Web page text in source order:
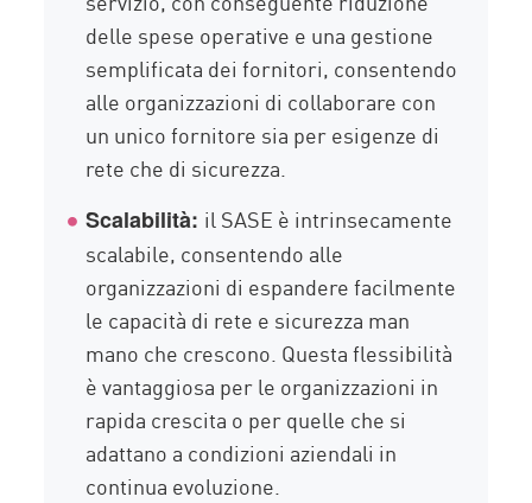
delle spese operative e una gestione
semplificata dei fornitori, consentendo
alle organizzazioni di collaborare con
un unico fornitore sia per esigenze di
rete che di sicurezza.
Scalabilità: il SASE è intrinsecamente
scalabile, consentendo alle
organizzazioni di espandere facilmente
le capacità di rete e sicurezza man
mano che crescono. Questa flessibilità
è vantaggiosa per le organizzazioni in
rapida crescita o per quelle che si
adattano a condizioni aziendali in
continua evoluzione.